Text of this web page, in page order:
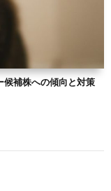
補株への傾向と対策